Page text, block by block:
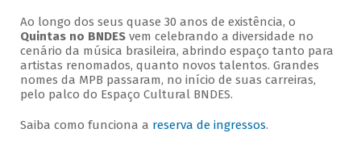
Ao longo dos seus quase 30 anos de existência, o
Quintas no BNDESvem celebrando a diversidade no
cenário da música brasileira, abrindo espaço tanto para
artistas renomados, quanto novos talentos. Grandes
nomes da MPB passaram, no início de suas carreiras,
pelo palco do Espaço Cultural BNDES.
Saiba como funciona a reserva de ingressos.